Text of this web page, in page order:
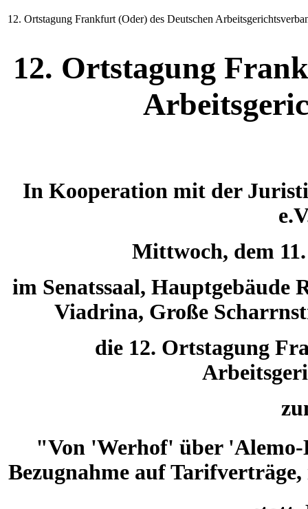
12. Ortstagung Frankfurt (Oder) des Deutschen
12. Ortstagung
In Kooperation mit der
Mittwoch, dem
im Senatssaal, Hauptgebäude
Viadrina, Große
die 12. Ortstagung
"Von 'Werhof' über
Bezugnahme auf